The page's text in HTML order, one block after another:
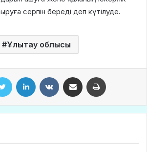
серпін береді деп күтілуде.
Ұлытау облысы